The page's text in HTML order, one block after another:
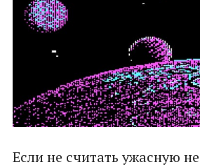
Если не считать ужасную